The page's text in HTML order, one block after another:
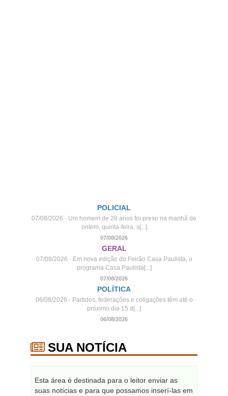
POLICIAL
07/08/2026 - Um homem de 28 anos foi preso na manhã de
ontem, quinta-feira, s[...]
07/08/2026
GERAL
07/08/2026 - Em nova edição do Feirão Casa Paulista, o
programa Casa Paulista[...]
07/08/2026
POLÍTICA
06/08/2026 - Partidos, federações e coligações têm até o
próximo dia 15 d[...]
06/08/2026
SUA NOTÍCIA
Esta área é destinada para o leitor enviar as
suas notícias e para que possamos inserí-las em